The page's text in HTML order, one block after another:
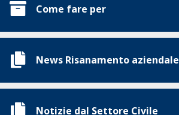
Come fare per
News Risanamento aziendale
Notizie dal Settore Civile